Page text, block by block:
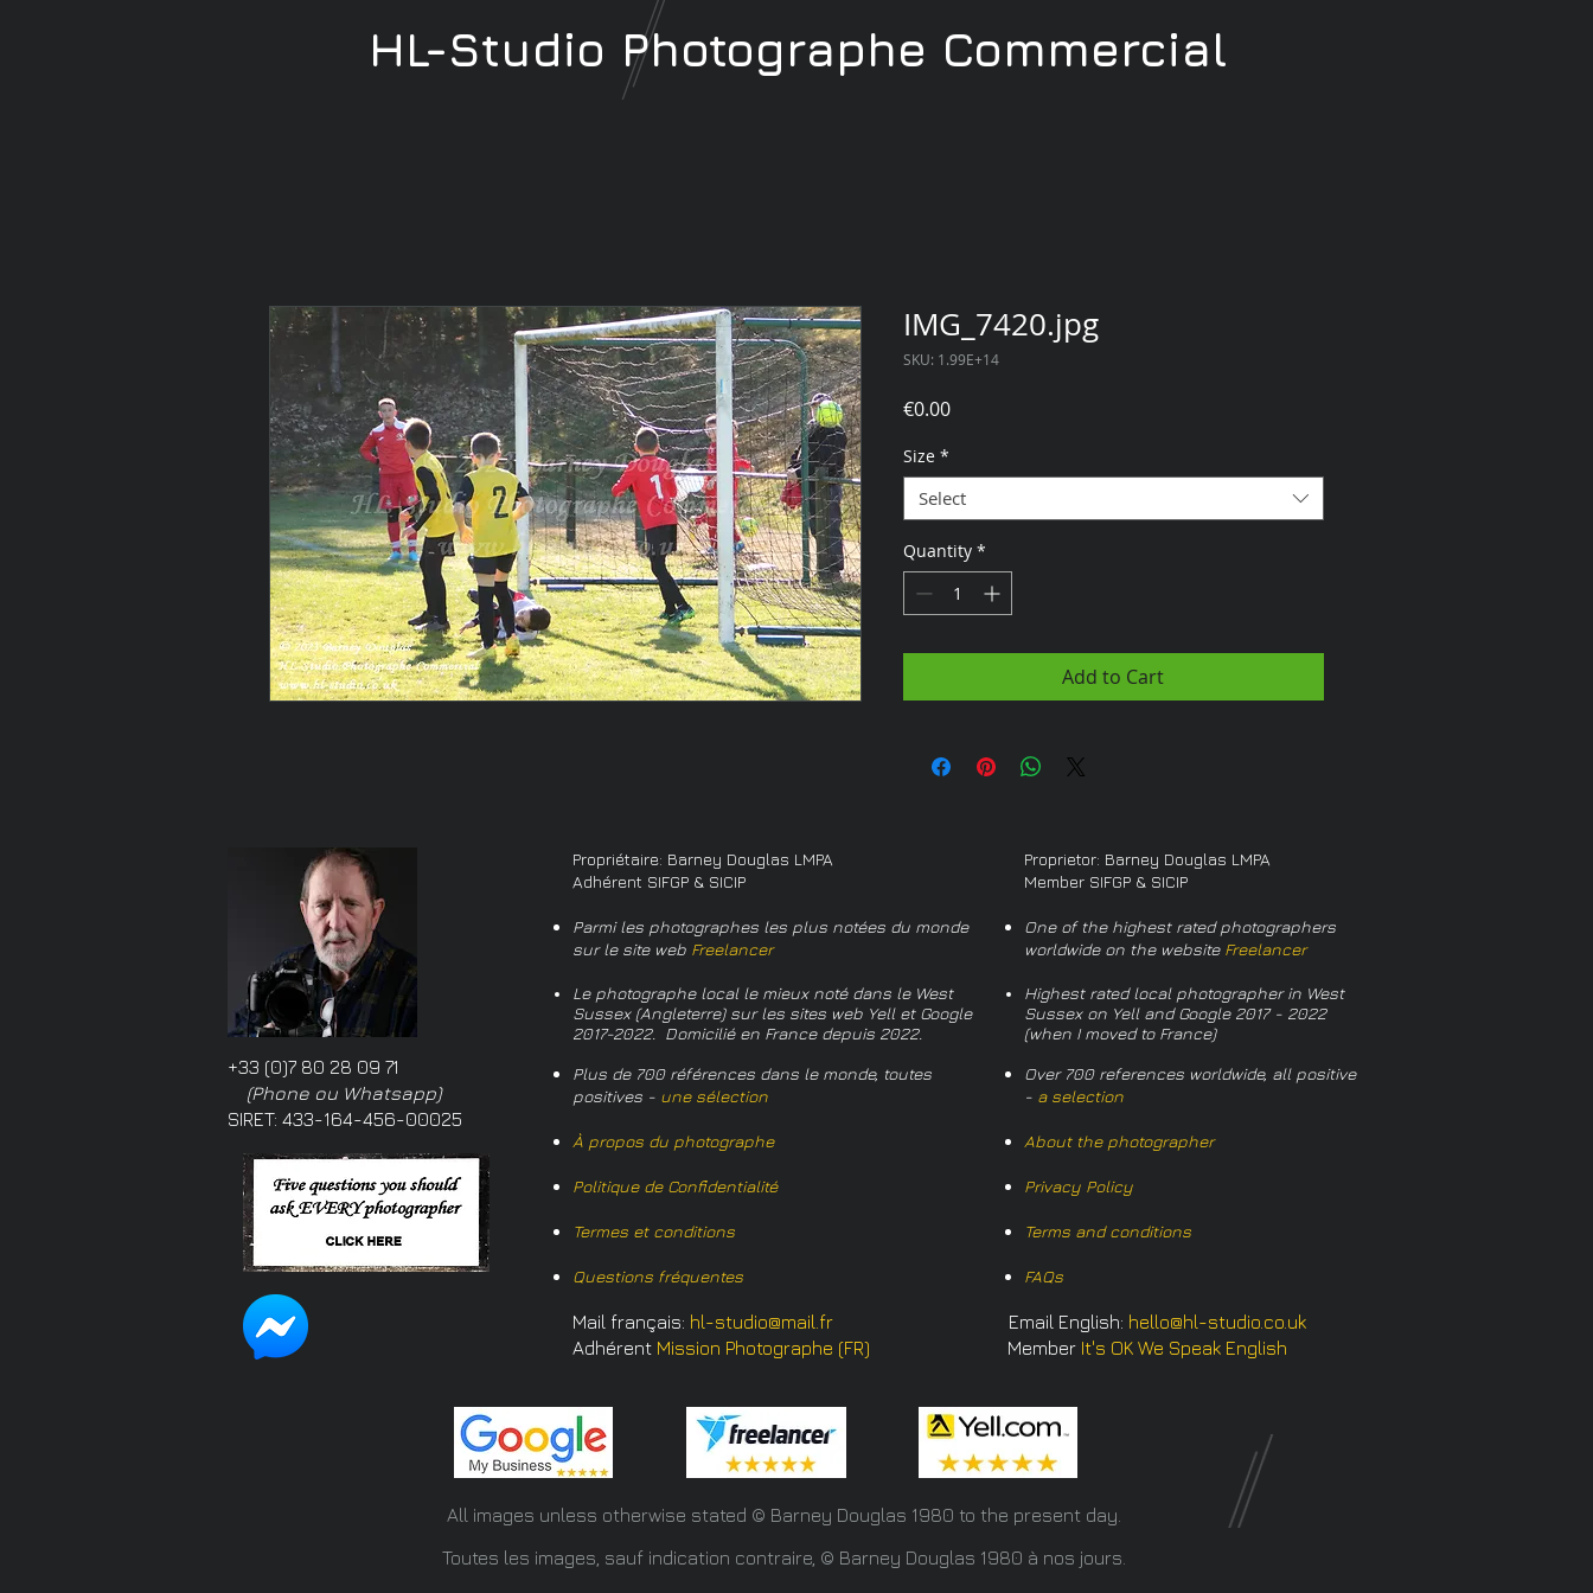
IMG_7420.jpg
SKU: 1.99E+14
€0.00Price
Size *
Select
Quantity *
Add to Cart
HL-Studio Photographe Commercial
+33 (0)7 80 28 09 71
(Phone ou Whatsapp)
SIRET: 433-164-456-00025
Propriétaire: Barney Douglas LMPA
Adhérent SIFGP & SICIP
Parmi les photographes les plus notées du monde
sur le site web Freelancer
Le photographe local le mieux noté dans le West
Sussex (Angleterre) sur les sites web Yell et Google
2017-2022. Domicilié en France depuis 2022.
Plus de 700 références dans le monde, toutes
positives - une sélection
À propos du photographe
Politique de Confidentialité
Termes et conditions
Questions fréquentes
Proprietor: Barney Douglas LMPA
Member SIFGP & SICIP
One of the highest rated photographers
worldwide on the website Freelancer
Highest rated local photographer in West
Sussex on Yell and Google 2017 - 2022
(when I moved to France)
Over 700 references worldwide, all positive
- a selection
About the photographer
Privacy Policy
Terms and conditions
FAQs
Mail français: hl-studio@mail.fr Email English: hello@hl-studio.co.uk
Adhérent Mission Photographe (FR) Member It's OK We Speak English
All images unless otherwise stated © Barney Douglas 1980 to the present day.
Toutes les images, sauf indication contraire, © Barney Douglas 1980 à nos jours.